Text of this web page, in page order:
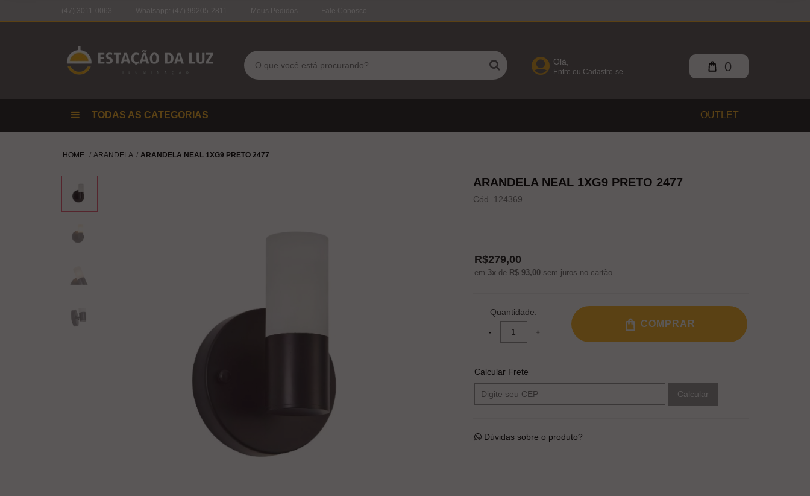
(47) 3011-0063 Whatsapp: (47) 99205-2811 Meus Pedidos Fale Conosco
Olá,
Entre ou Cadastre-se 0
TODAS AS CATEGORIAS OUTLET
HOME ARANDELA ARANDELA NEAL 1XG9 PRETO 2477
ARANDELA NEAL 1XG9 PRETO 2477
Cód. 124369
R$279,00
em 3xde R$ 93,00sem juros no cartão
Quantidade:
COMPRAR
Calcular Frete
Calcular
Dúvidas sobre o produto?